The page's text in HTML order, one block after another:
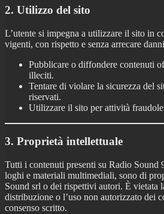
2. Utilizzo del sito
L’utente si impegna a utilizzare il sito in
vigenti, con rispetto e senza arrecare
Pubblicare o diffondere contenuti
illeciti.
Tentare di violare la sicurezza del
riservati.
Utilizzare il sito per attività
3. Proprietà intellettuale
Tutti i contenuti presenti su Radio Sound
loghi e materiali multimediali, sono di
Sound srl o dei rispettivi autori. È vietata
distribuzione o l’uso non autorizzato dei
consenso scritto.